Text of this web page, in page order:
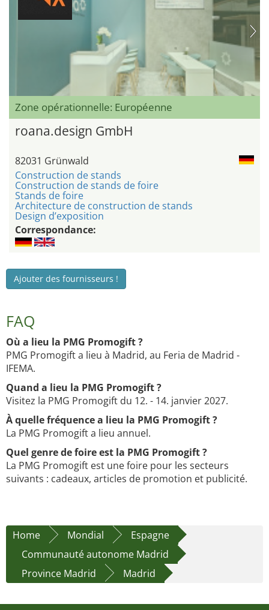
Zone opérationnelle: Européenne
roana.design GmbH
82031 Grünwald
Construction de stands
Construction de stands de foire
Stands de foire
Architecture de construction de stands
Design d’exposition
Correspondance:
Ajouter des fournisseurs !
FAQ
Où a lieu la PMG Promogift ?
PMG Promogift a lieu à Madrid, au Feria de Madrid -
IFEMA.
Quand a lieu la PMG Promogift ?
Visitez la PMG Promogift du 12. - 14. janvier 2027.
À quelle fréquence a lieu la PMG Promogift ?
La PMG Promogift a lieu annuel.
Quel genre de foire est la PMG Promogift ?
La PMG Promogift est une foire pour les secteurs
suivants : cadeaux, articles de promotion et publicité.
Home Mondial
Espagne
Communauté autonome Madrid
Province Madrid
Madrid